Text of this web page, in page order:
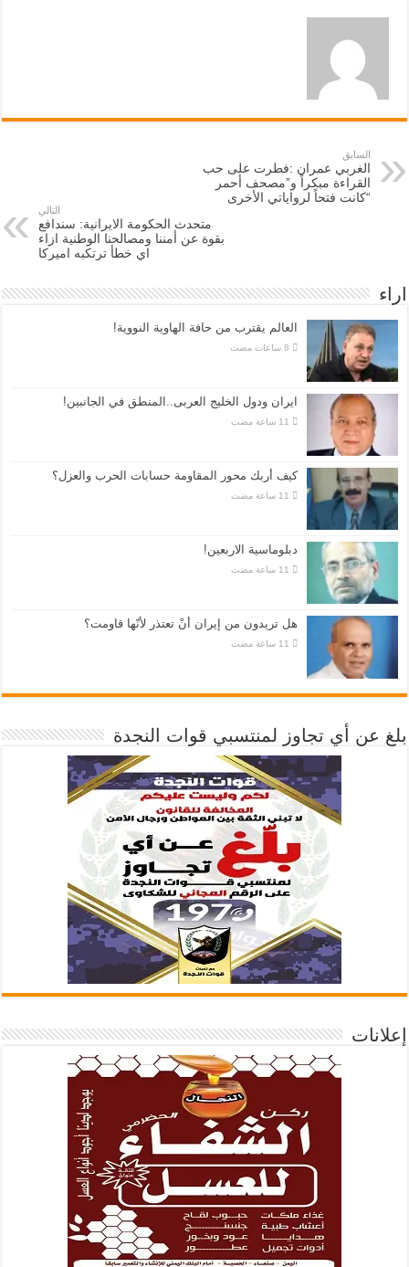
السابق
الغربي عمران :فطرت على حب
القراءة مبكراً و”مصحف أحمر
“كانت فتحاً لرواياتي الأخرى
التالي
متحدث الحكومة الايرانية: سندافع
بقوة عن أمننا ومصالحنا الوطنية ازاء
اي خطأ ترتكبه اميركا
اراء
العالم يقترب من حافة الهاوية النووية!
ايران ودول الخليج العربى..المنطق في الجانبين!
كيف أربك محور المقاومة حسابات الحرب والعزل؟
دبلوماسية الاربعين!
هل تريدون من إيران أنْ تعتذر لأنّها قاومت؟
بلغ عن أي تجاوز لمنتسبي قوات النجدة
إعلانات